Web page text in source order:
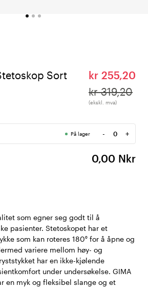
Sort
kr 255,20
kr 319,20
(ekskl. mva)
På lager -
Antall
+
0,00 Nkr
som egner seg godt til å
pasienter. Stetoskopet har et
som kan roteres 180⁰ for å åpne og
variere mellom høy- og
har en ikke-kjølende
under undersøkelse. GIMA
en myk og fleksibel slange og et